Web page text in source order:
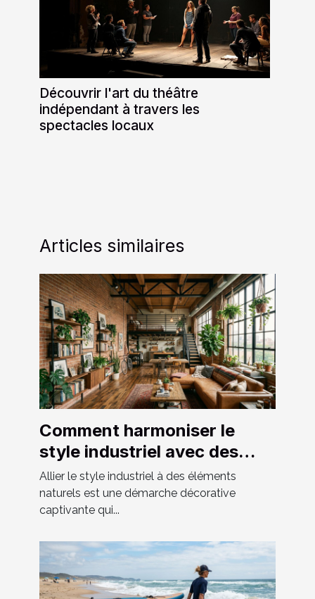
Découvrir l'art du théâtre
indépendant à travers les
spectacles locaux
Articles similaires
Comment harmoniser le
style industriel avec des
éléments naturels ?
Allier le style industriel à des éléments
naturels est une démarche décorative
captivante qui...